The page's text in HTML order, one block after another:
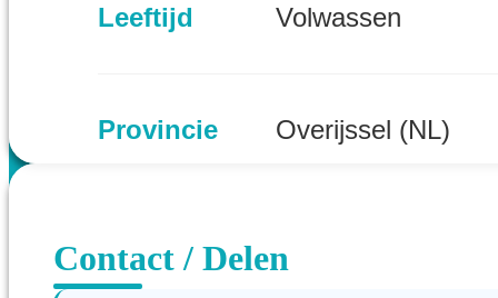
Leeftijd Volwassen
Provincie Overijssel (NL)
Contact / Delen